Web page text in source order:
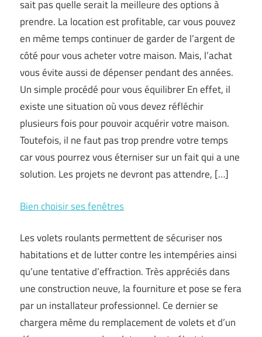
sait pas quelle serait la meilleure des options à
prendre. La location est profitable, car vous pouvez
en même temps continuer de garder de l’argent de
côté pour vous acheter votre maison. Mais, l’achat
vous évite aussi de dépenser pendant des années.
Un simple procédé pour vous équilibrer En effet, il
existe une situation où vous devez réfléchir
plusieurs fois pour pouvoir acquérir votre maison.
Toutefois, il ne faut pas trop prendre votre temps
car vous pourrez vous éterniser sur un fait qui a une
solution. Les projets ne devront pas attendre, […]
Bien choisir ses fenêtres
Les volets roulants permettent de sécuriser nos
habitations et de lutter contre les intempéries ainsi
qu’une tentative d’effraction. Très appréciés dans
une construction neuve, la fourniture et pose se fera
par un installateur professionnel. Ce dernier se
chargera même du remplacement de volets et d’un